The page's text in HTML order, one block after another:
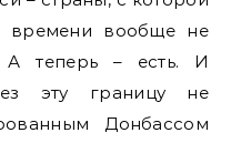
времени вообще не
А теперь – есть. И
эту границу не
Донбассом